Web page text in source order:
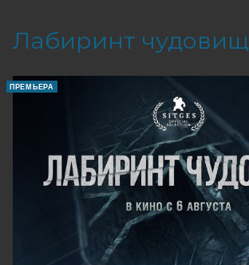
Лабиринт чудовищ
ПРЕМЬЕРА